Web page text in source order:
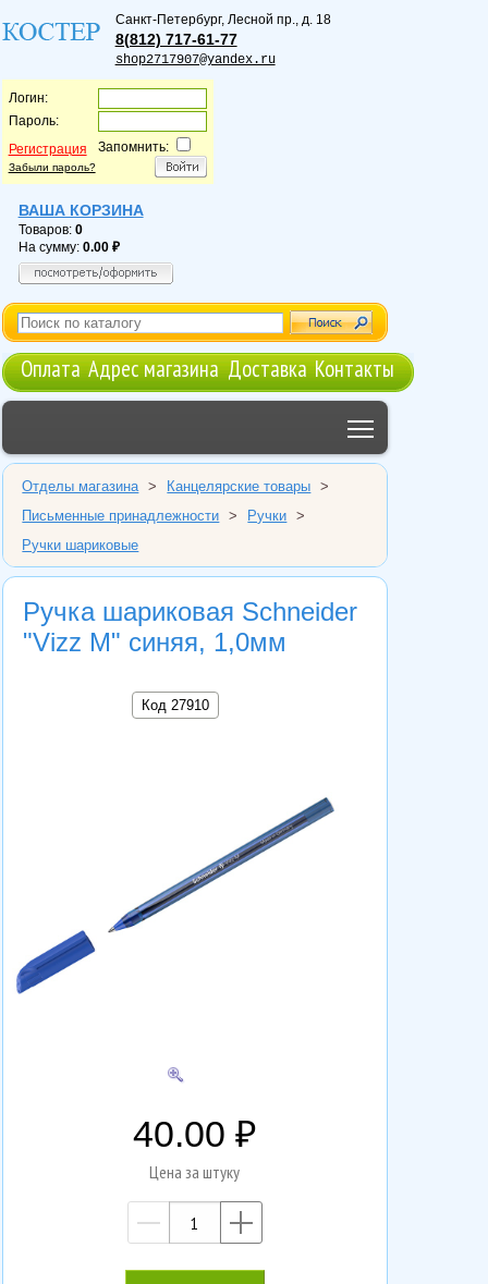
Санкт-Петербург, Лесной пр., д. 18
8(812) 717-61-77
shop2717907@yandex.ru
Логин:
Пароль:
Регистрация
Забыли пароль?
Запомнить:
ВАША КОРЗИНА
Товаров: 0
На сумму: 0.00
Оплата Адрес магазина Доставка Контакты
Отделы магазина > Канцелярские товары
>
Письменные принадлежности
> Ручки
>
Ручки шариковые
Ручка шариковая Schneider
"Vizz M" синяя, 1,0мм
Код 27910
40.00
Цена за штуку
—